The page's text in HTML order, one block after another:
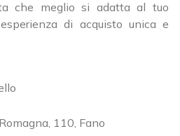
che meglio si adatta al tuo
di acquisto unica e
110 Fano